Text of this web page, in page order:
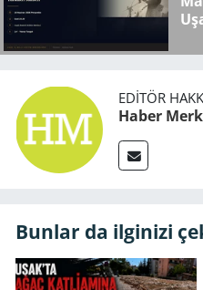
EDITÖR
Haber
Bunlar da ilginizi